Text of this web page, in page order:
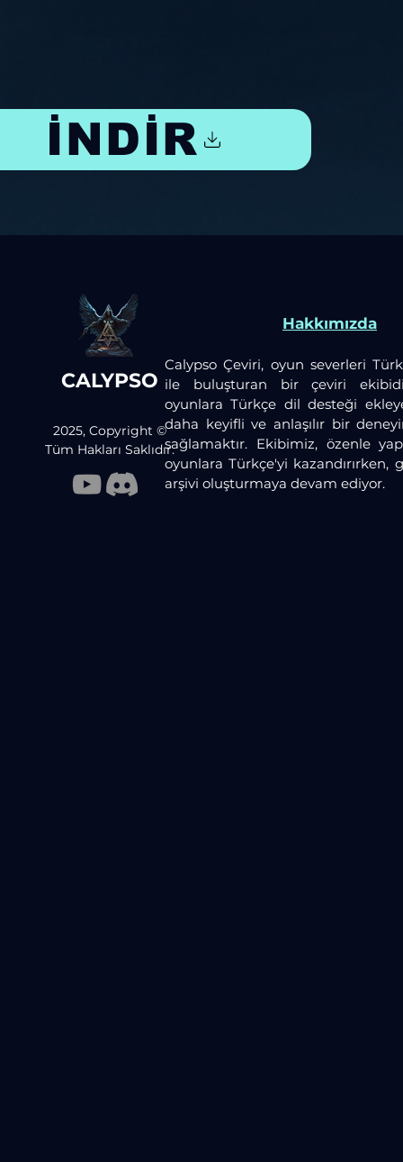
İNDİR
CALYPSO
2025, Copyright ©
Tüm Hakları Saklıdır.
Hakkımızda
Calypso Çeviri, oyun severleri
ile buluşturan bir çeviri
oyunlara Türkçe dil desteği
daha keyifli ve anlaşılır bir
sağlamaktır. Ekibimiz, özenle
oyunlara Türkçe'yi kazandırırken,
arşivi oluşturmaya devam ediyor.​